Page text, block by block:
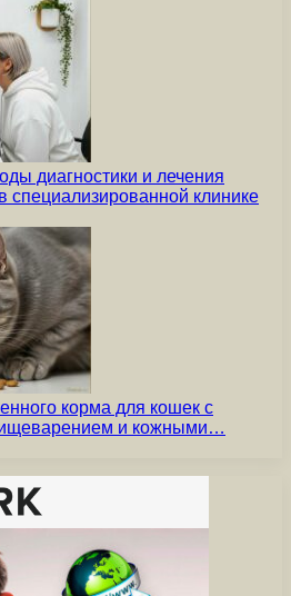
диагностики и лечения
специализированной клинике
корма для кошек с
и кожными…